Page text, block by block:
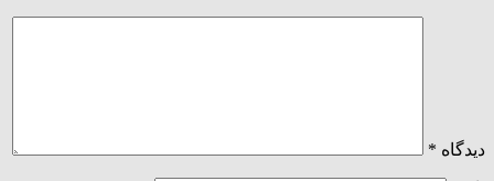
دیدگاه *